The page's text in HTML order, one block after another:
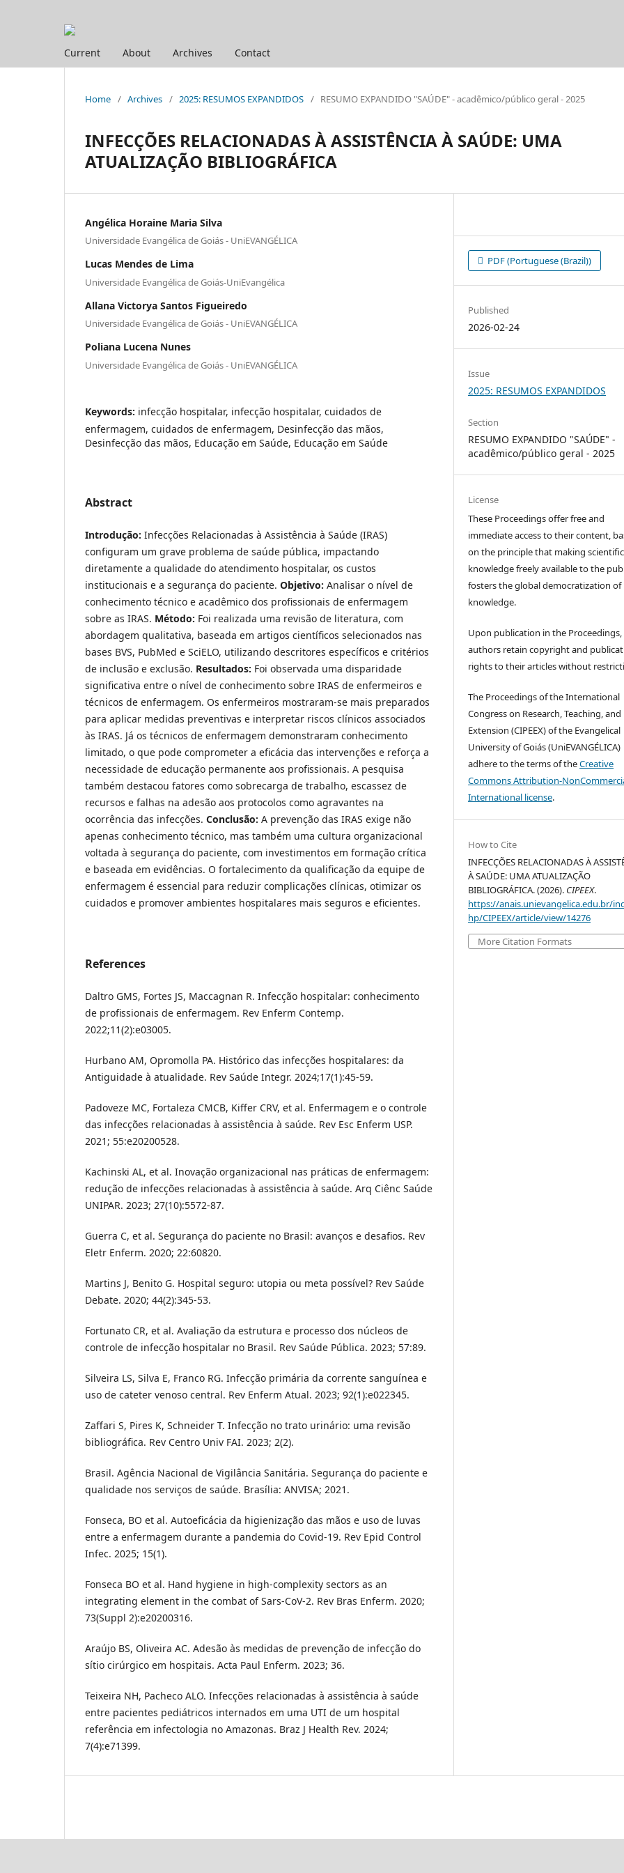
Current About Archives Contact
Home / Archives / 2025: RESUMOS EXPANDIDOS / RESUMO EXPANDIDO "SAÚDE" - acadêmico/público geral - 2025
INFECÇÕES RELACIONADAS À ASSISTÊNCIA À SAÚDE: UMA
ATUALIZAÇÃO BIBLIOGRÁFICA
Angélica Horaine Maria Silva
Universidade Evangélica de Goiás - UniEVANGÉLICA
Lucas Mendes de Lima
Universidade Evangélica de Goiás-UniEvangélica
Allana Victorya Santos Figueiredo
Universidade Evangélica de Goiás - UniEVANGÉLICA
Poliana Lucena Nunes
Universidade Evangélica de Goiás - UniEVANGÉLICA
Keywords: infecção hospitalar, infecção hospitalar, cuidados de
enfermagem, cuidados de enfermagem, Desinfecção das mãos,
Desinfecção das mãos, Educação em Saúde, Educação em Saúde
Abstract
Introdução: Infecções Relacionadas à Assistência à Saúde (IRAS)
configuram um grave problema de saúde pública, impactando
diretamente a qualidade do atendimento hospitalar, os custos
institucionais e a segurança do paciente. Objetivo: Analisar o nível de
conhecimento técnico e acadêmico dos profissionais de enfermagem
sobre as IRAS. Método: Foi realizada uma revisão de literatura, com
abordagem qualitativa, baseada em artigos científicos selecionados nas
bases BVS, PubMed e SciELO, utilizando descritores específicos e critérios
de inclusão e exclusão. Resultados: Foi observada uma disparidade
significativa entre o nível de conhecimento sobre IRAS de enfermeiros e
técnicos de enfermagem. Os enfermeiros mostraram-se mais preparados
para aplicar medidas preventivas e interpretar riscos clínicos associados
às IRAS. Já os técnicos de enfermagem demonstraram conhecimento
limitado, o que pode comprometer a eficácia das intervenções e reforça a
necessidade de educação permanente aos profissionais. A pesquisa
também destacou fatores como sobrecarga de trabalho, escassez de
recursos e falhas na adesão aos protocolos como agravantes na
ocorrência das infecções. Conclusão: A prevenção das IRAS exige não
apenas conhecimento técnico, mas também uma cultura organizacional
voltada à segurança do paciente, com investimentos em formação crítica
e baseada em evidências. O fortalecimento da qualificação da equipe de
enfermagem é essencial para reduzir complicações clínicas, otimizar os
cuidados e promover ambientes hospitalares mais seguros e eficientes.
References
Daltro GMS, Fortes JS, Maccagnan R. Infecção hospitalar: conhecimento
de profissionais de enfermagem. Rev Enferm Contemp.
2022;11(2):e03005.
Hurbano AM, Opromolla PA. Histórico das infecções hospitalares: da
Antiguidade à atualidade. Rev Saúde Integr. 2024;17(1):45-59.
Padoveze MC, Fortaleza CMCB, Kiffer CRV, et al. Enfermagem e o controle
das infecções relacionadas à assistência à saúde. Rev Esc Enferm USP.
2021; 55:e20200528.
Kachinski AL, et al. Inovação organizacional nas práticas de enfermagem:
redução de infecções relacionadas à assistência à saúde. Arq Ciênc Saúde
UNIPAR. 2023; 27(10):5572-87.
Guerra C, et al. Segurança do paciente no Brasil: avanços e desafios. Rev
Eletr Enferm. 2020; 22:60820.
Martins J, Benito G. Hospital seguro: utopia ou meta possível? Rev Saúde
Debate. 2020; 44(2):345-53.
Fortunato CR, et al. Avaliação da estrutura e processo dos núcleos de
controle de infecção hospitalar no Brasil. Rev Saúde Pública. 2023; 57:89.
Silveira LS, Silva E, Franco RG. Infecção primária da corrente sanguínea e
uso de cateter venoso central. Rev Enferm Atual. 2023; 92(1):e022345.
Zaffari S, Pires K, Schneider T. Infecção no trato urinário: uma revisão
bibliográfica. Rev Centro Univ FAI. 2023; 2(2).
Brasil. Agência Nacional de Vigilância Sanitária. Segurança do paciente e
qualidade nos serviços de saúde. Brasília: ANVISA; 2021.
Fonseca, BO et al. Autoeficácia da higienização das mãos e uso de luvas
entre a enfermagem durante a pandemia do Covid-19. Rev Epid Control
Infec. 2025; 15(1).
Fonseca BO et al. Hand hygiene in high-complexity sectors as an
integrating element in the combat of Sars-CoV-2. Rev Bras Enferm. 2020;
73(Suppl 2):e20200316.
Araújo BS, Oliveira AC. Adesão às medidas de prevenção de infecção do
sítio cirúrgico em hospitais. Acta Paul Enferm. 2023; 36.
Teixeira NH, Pacheco ALO. Infecções relacionadas à assistência à saúde
entre pacientes pediátricos internados em uma UTI de um hospital
referência em infectologia no Amazonas. Braz J Health Rev. 2024;
7(4):e71399.
PDF (Portuguese (Brazil))
Published
2026-02-24
Issue
2025: RESUMOS EXPANDIDOS
Section
RESUMO EXPANDIDO "SAÚDE" -
acadêmico/público geral - 2025
License
These Proceedings offer free and
immediate access to their content,
on the principle that making scientific
knowledge freely available to the
fosters the global democratization of
knowledge.
Upon publication in the Proceedings,
authors retain copyright and
rights to their articles without
The Proceedings of the International
Congress on Research, Teaching, and
Extension (CIPEEX) of the Evangelical
University of Goiás (UniEVANGÉLICA)
adhere to the terms of theCreative
Commons Attribution-
International license.
How to Cite
INFECÇÕES RELACIONADAS À
À SAÚDE: UMA ATUALIZAÇÃO
BIBLIOGRÁFICA. (2026). CIPEEX.
https://anais.unievangelica.edu.br/
hp/CIPEEX/article/view/14276
More Citation Formats